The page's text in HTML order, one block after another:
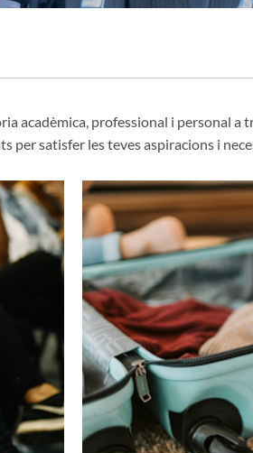
acadèmica, professional i personal a
per satisfer les teves aspiracions i